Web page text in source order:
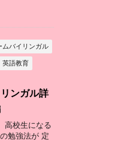
ムバイリンガル
英語教育
ンガル詳
校生になる
勉強法が 定